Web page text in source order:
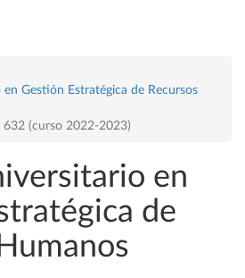
Gestión Estratégica de Recursos
632 (curso 2022-2023)
en
de